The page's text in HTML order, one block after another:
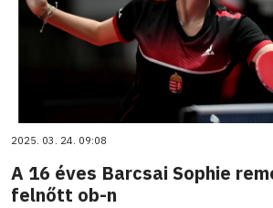
2025. 03. 24. 09:08
A 16 éves Barcsai Sophie
felnőtt ob-n